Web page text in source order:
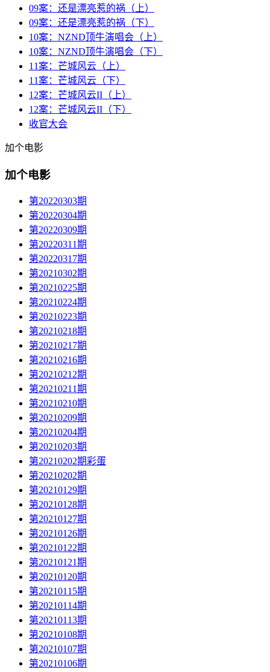
09案：还是漂亮惹的祸（上）
09案：还是漂亮惹的祸（下）
10案：NZND顶牛演唱会（上）
10案：NZND顶牛演唱会（下）
11案：芒城风云（上）
11案：芒城风云（下）
12案：芒城风云II（上）
12案：芒城风云II（下）
收官大会
加个电影
加个电影
第20220303期
第20220304期
第20220309期
第20220311期
第20220317期
第20210302期
第20210225期
第20210224期
第20210223期
第20210218期
第20210217期
第20210216期
第20210212期
第20210211期
第20210210期
第20210209期
第20210204期
第20210203期
第20210202期彩蛋
第20210202期
第20210129期
第20210128期
第20210127期
第20210126期
第20210122期
第20210121期
第20210120期
第20210115期
第20210114期
第20210113期
第20210108期
第20210107期
第20210106期